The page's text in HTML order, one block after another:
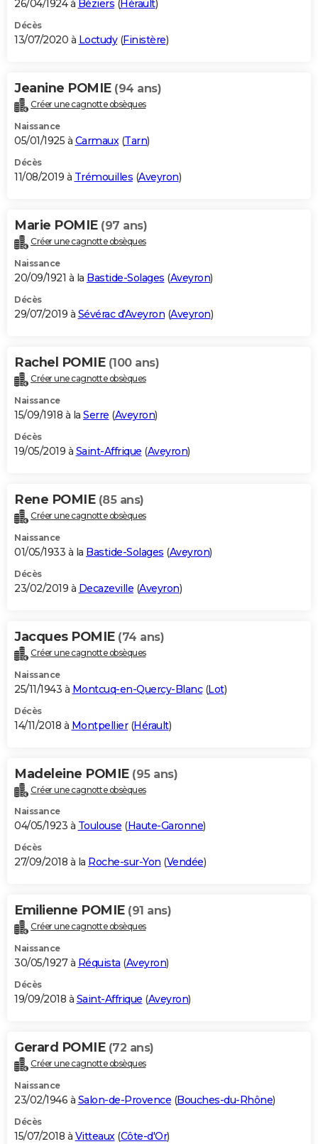
26/04/1924 à Béziers (Hérault)
Décès
13/07/2020 à Loctudy(Finistère)
Jeanine POMIE (94 ans)
Créer une cagnotte obsèques
Naissance
05/01/1925 à Carmaux(Tarn)
Décès
11/08/2019 à Trémouilles (Aveyron)
Marie POMIE (97 ans)
Créer une cagnotte obsèques
Naissance
20/09/1921 à la Bastide-Solages (Aveyron)
Décès
29/07/2019 à Sévérac d'Aveyron (Aveyron)
Rachel POMIE (100 ans)
Créer une cagnotte obsèques
Naissance
15/09/1918 à la Serre (Aveyron)
Décès
19/05/2019 à Saint-Affrique (Aveyron)
Rene POMIE (85 ans)
Créer une cagnotte obsèques
Naissance
01/05/1933 à la Bastide-Solages (Aveyron)
Décès
23/02/2019 à Decazeville (Aveyron)
Jacques POMIE (74 ans)
Créer une cagnotte obsèques
Naissance
25/11/1943 à Montcuq-en-Quercy-Blanc(Lot)
Décès
14/11/2018 à Montpellier(Hérault)
Madeleine POMIE (95 ans)
Créer une cagnotte obsèques
Naissance
04/05/1923 à Toulouse (Haute-Garonne)
Décès
27/09/2018 à la Roche-sur-Yon (Vendée)
Emilienne POMIE (91 ans)
Créer une cagnotte obsèques
Naissance
30/05/1927 à Réquista (Aveyron)
Décès
19/09/2018 à Saint-Affrique (Aveyron)
Gerard POMIE (72 ans)
Créer une cagnotte obsèques
Naissance
23/02/1946 à Salon-de-Provence (Bouches-du-Rhône)
Décès
15/07/2018 à Vitteaux(Côte-d'Or)